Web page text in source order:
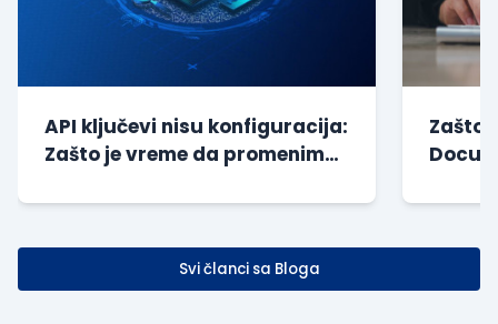
API ključevi nisu konfiguracija:
Zašto je vreme da promenimo
Zašto
Svi članci sa Bloga